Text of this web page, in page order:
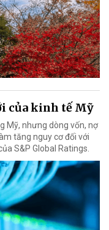
của kinh tế Mỹ
Mỹ, nhưng dòng vốn, nợ
tăng nguy cơ đối với
S&P Global Ratings.